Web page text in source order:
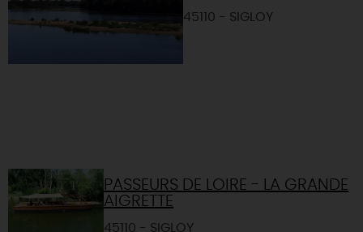
45110 - SIGLOY
PASSEURS DE LOIRE - LA GRANDE
AIGRETTE
45110 - SIGLOY